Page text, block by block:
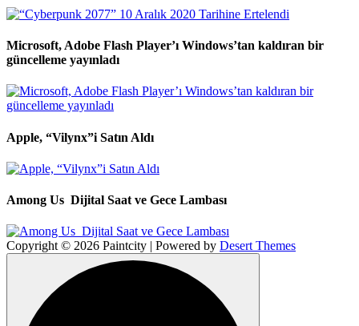
Microsoft, Adobe Flash Player’ı Windows’tan kaldıran bir
güncelleme yayınladı
Apple, “Vilynx”i Satın Aldı
Among Us Dijital Saat ve Gece Lambası
Copyright © 2026 Paintcity | Powered by Desert Themes